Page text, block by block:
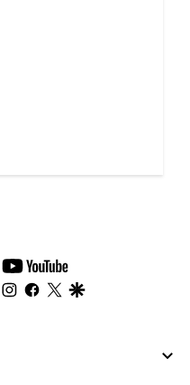
youtube-
footer
instagram
facebook
twitter